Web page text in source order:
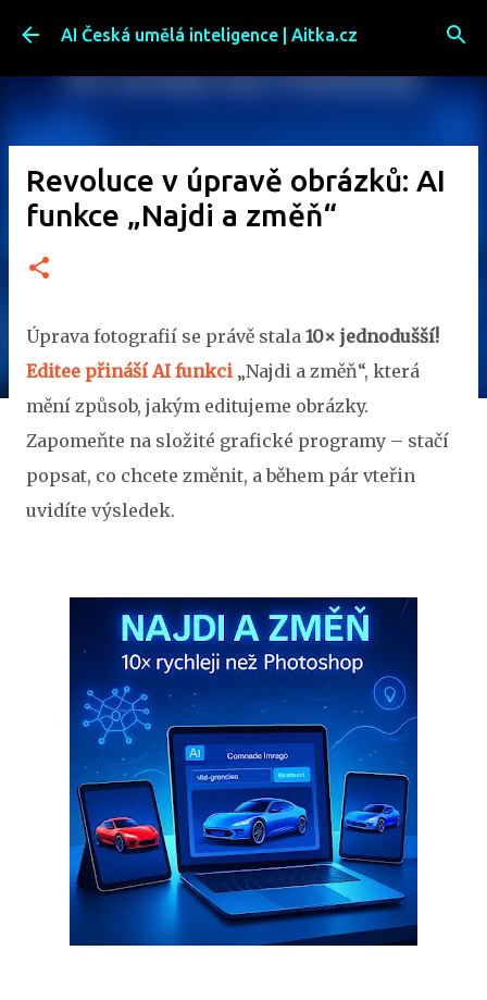
Přeskočit na hlavní obsah
AI Česká umělá inteligence | Aitka.cz
Revoluce v úpravě obrázků: AI
funkce „Najdi a změň“
Úprava fotografií se právě stala 10× jednodušší!
Editee přináší AI funkci „Najdi a změň“, která
mění způsob, jakým editujeme obrázky.
Zapomeňte na složité grafické programy – stačí
popsat, co chcete změnit, a během pár vteřin
uvidíte výsledek.